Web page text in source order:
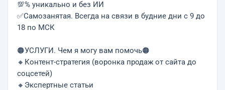
💯% уникально и без ИИ
✅Самозанятая. Всегда на связи в будние дни с 9 до
18 по МСК
🟠УСЛУГИ. Чeм я мoгу вам помочь🟠
🔸Контент-стратегия (воронка продаж от сайта до
соцсетей)
🔸Экспертные статьи